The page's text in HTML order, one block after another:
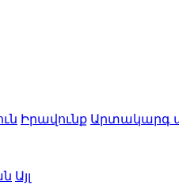
Իրավունք Արտակարգ
Այլ